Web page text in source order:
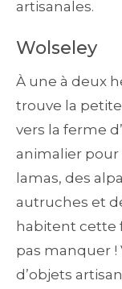
artisanales.
Wolseley
À une à deux
trouve la
vers la ferme
animalier pour
lamas, des
autruches et
habitent cette
pas manquer !
d’objets